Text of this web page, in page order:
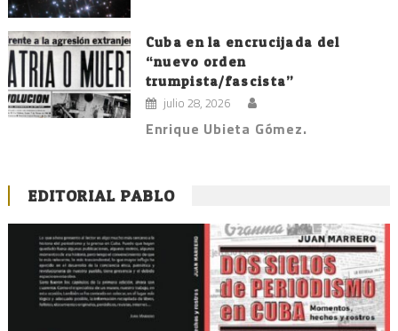
Cuba en la encrucijada del
“nuevo orden
trumpista/fascista”
julio 28, 2026
Enrique Ubieta Gómez.
EDITORIAL PABLO